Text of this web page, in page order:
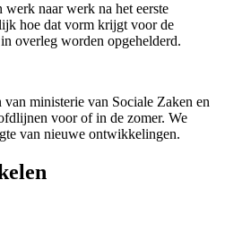
naar werk na het eerste
hoe dat vorm krijgt voor de
overleg worden opgehelderd.
ministerie van Sociale Zaken en
voor of in de zomer. We
van nieuwe ontwikkelingen.